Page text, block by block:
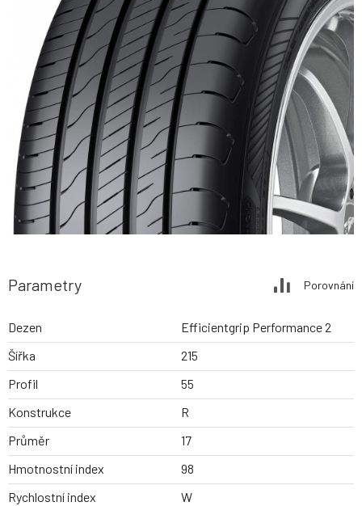
Parametry Porovnání
Dezen
Efficientgrip Performance 2
Šířka
215
Profil
55
Konstrukce
R
Průměr
17
Hmotnostní index
98
Rychlostní index
W